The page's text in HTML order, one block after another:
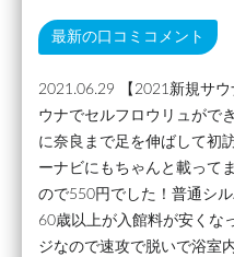
最新の口コミコメント
2021.06.29 【2021新規サ
ウナでセルフロウリュがで
に奈良まで足を伸ばして初
ーナビにもちゃんと載って
ので550円でした！普通シ
60歳以上が入館料が安くな
ジなので速攻で脱いで浴室